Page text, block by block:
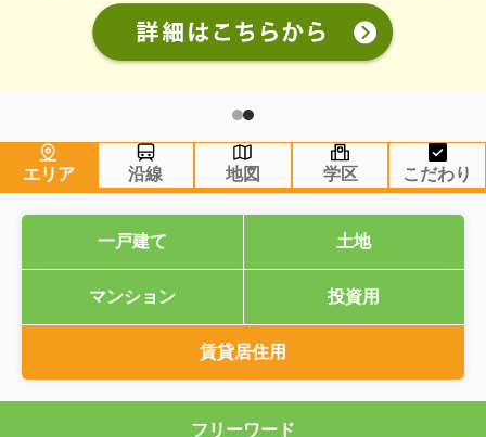
エリア 沿線 地図 学区 こだわり
一戸建て 土地
マンション 投資用
賃貸居住用
フリーワード